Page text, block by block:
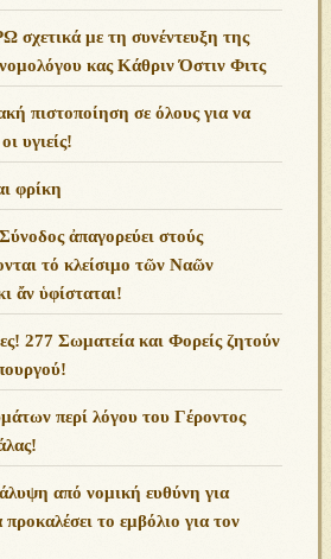
σχετικά με τη συνέντευξη της
κας Κάθριν Όστιν Φιτς
πιστοποίηση σε όλους για να
υγιείς!
φρίκη
ἀπαγορεύει στούς
τό κλείσιμο τῶν Ναῶν
ἄν ὑφίσταται!
277 Σωματεία και Φορείς ζητούν
περί λόγου του Γέροντος
από νομική ευθύνη για
προκαλέσει το εμβόλιο για τον